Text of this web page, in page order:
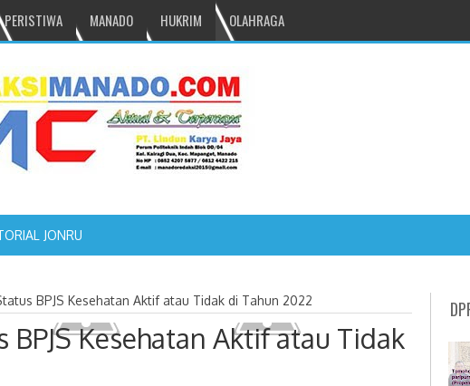
PERISTIWA MANADO HUKRIM OLAHRAGA
JONRU GANTIKAN MONO PIMPIN DPRD TOMOHON
BPJS Kesehatan Aktif atau Tidak di Tahun 2022
BPJS Kesehatan Aktif atau Tidak